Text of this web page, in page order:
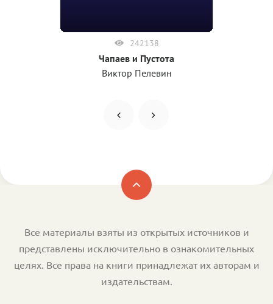
242138
Чапаев и Пустота
Виктор Пелевин
Все материалы взяты из открытых источников и
представлены исключительно в ознакомительных
целях. Все права на книги принадлежат их авторам и
издательствам.